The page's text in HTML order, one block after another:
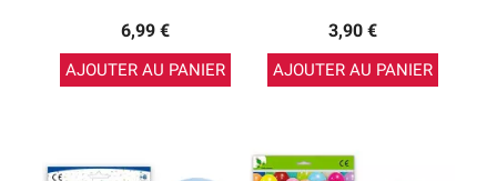
6,99 €
AJOUTER AU PANIER
3,90 €
AJOUTER AU PANIER